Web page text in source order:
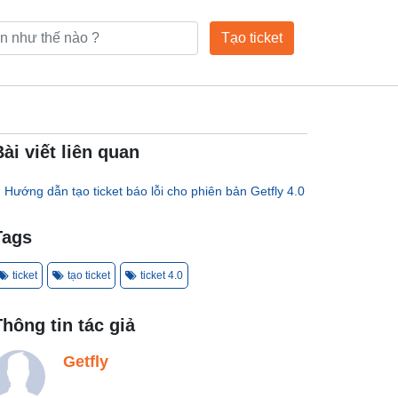
Tạo ticket
viết liên quan
Hướng dẫn tạo ticket báo lỗi cho phiên bản Getfly 4.0
ticket tạo ticket ticket 4.0
tin tác giả
Getfly